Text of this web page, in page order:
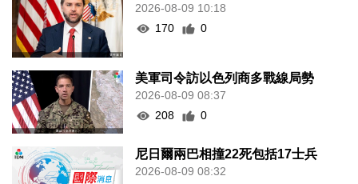
2026-08-09 10:18
170
0
美軍司令訪以色列商多戰線局勢
2026-08-09 08:37
208
0
尼日爾兩巴相撞22死包括17士兵
2026-08-09 08:32